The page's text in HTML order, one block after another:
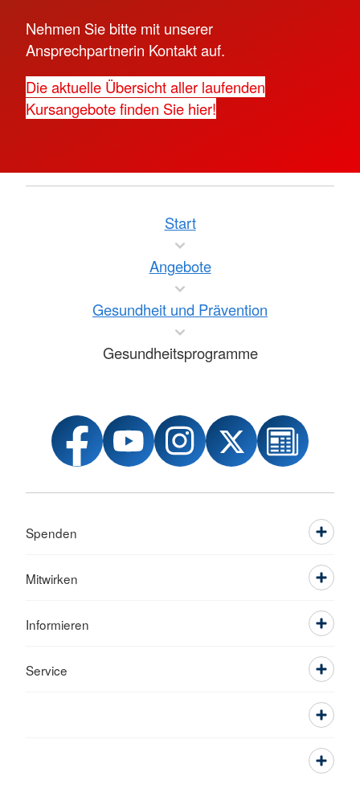
Nehmen Sie bitte mit unserer
Ansprechpartnerin Kontakt auf.
Die aktuelle Übersicht aller laufenden
Kursangebote finden Sie hier!
Start
Angebote
Gesundheit und Prävention
Gesundheitsprogramme
Spenden
Mitwirken
Informieren
Service